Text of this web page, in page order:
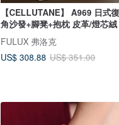
【CELLUTANE】 A969 日式
角沙發+腳凳+抱枕 皮革/燈芯絨
FULUX 弗洛克
US$ 308.88 US$ 351.00